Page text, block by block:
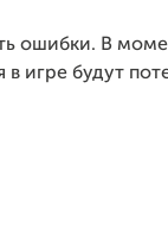
ошибки. В
игре будут